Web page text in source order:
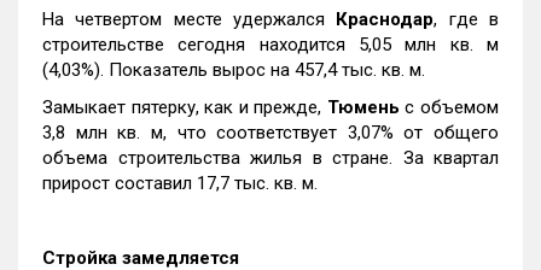
На четвертом месте удержался Краснодар, где в
строительстве сегодня находится 5,05 млн кв. м
(4,03%). Показатель вырос на 457,4 тыс. кв. м.
Замыкает пятерку, как и прежде, Тюмень с объемом
3,8 млн кв. м, что соответствует 3,07% от общего
объема строительства жилья в стране. За квартал
прирост составил 17,7 тыс. кв. м.
Стройка замедляется